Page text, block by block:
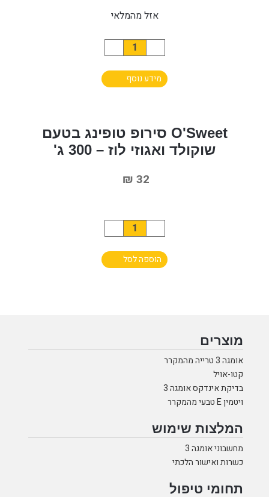
אזל מהמלאי
מידע נוסף
O'Sweet
בטעם
קרמל
ג'
O'Sweet סירופ טופינג בטעם
שוקולד ואגוזי לוז – 300 ג'
₪ 32
הוספה לסל
O'Sweet
ואגוזי
לוז
מוצרים
אומגה 3 טרייה מהמקרר
קטו-אויל
בדיקת אינדקס אומגה 3
ויטמין E טבעי מהמקרר
המלצות שימוש
מחשבוני אומגה 3
כשרות ואישור הלכתי
תחומי טיפול